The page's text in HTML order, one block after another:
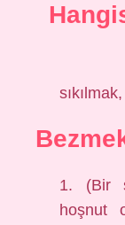
1. (Bir
hoşnut